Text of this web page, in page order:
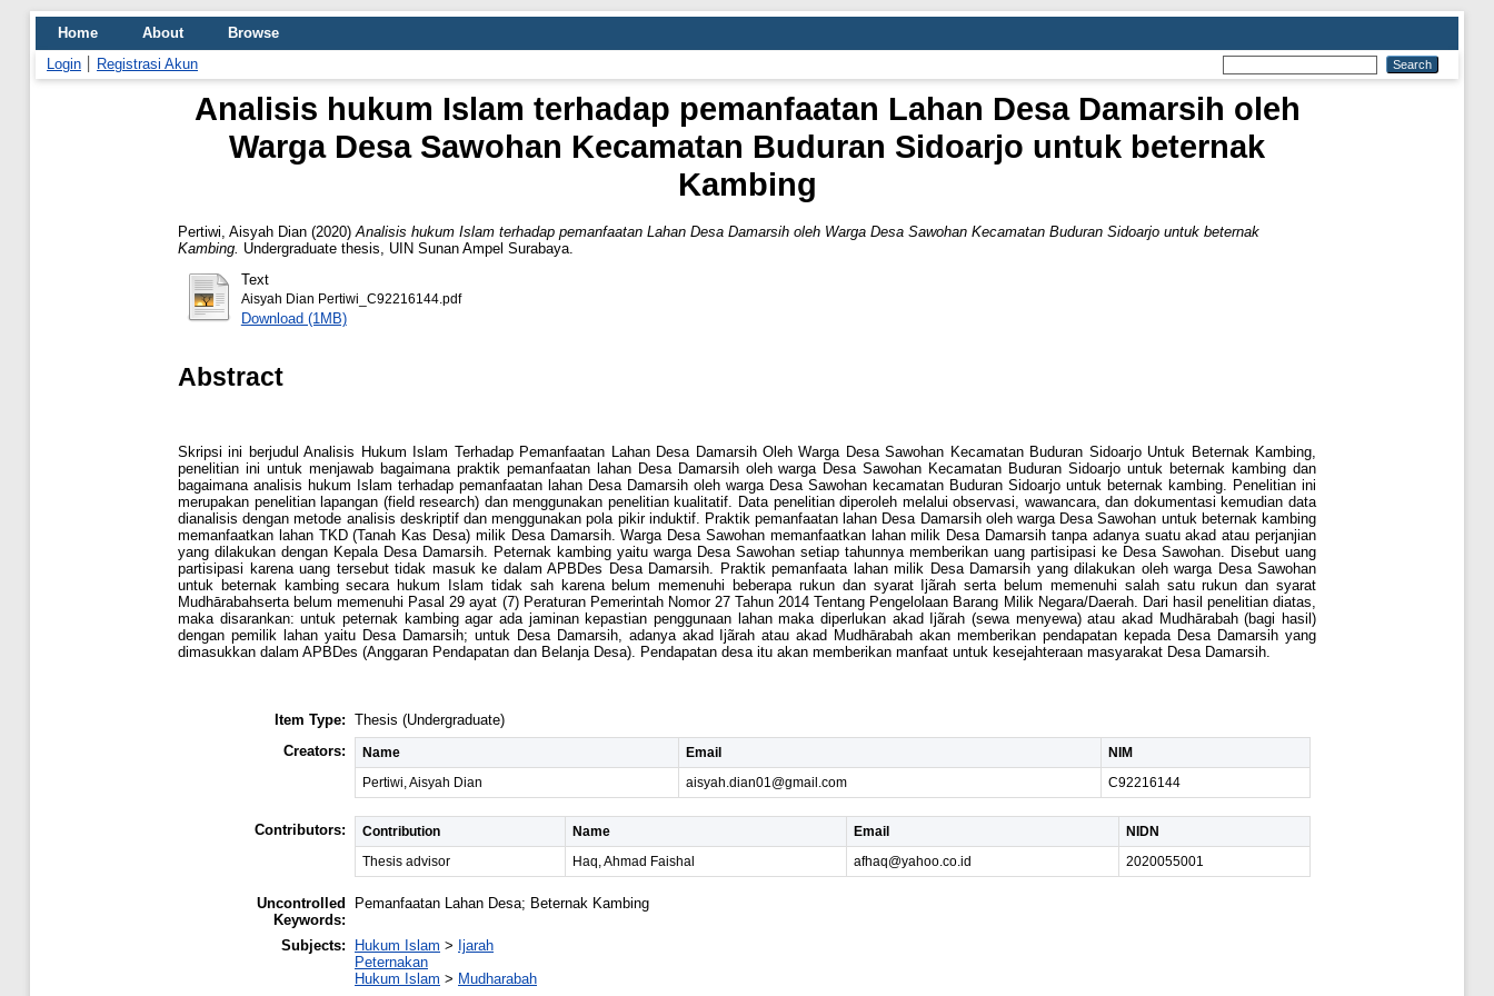
Home About
Browse
Login
Registrasi Akun
Analisis hukum Islam terhadap pemanfaatan Lahan Desa Damarsih oleh
Warga Desa Sawohan Kecamatan Buduran Sidoarjo untuk beternak
Kambing
Pertiwi, Aisyah Dian (2020) Analisis hukum Islam terhadap pemanfaatan Lahan Desa Damarsih oleh Warga Desa Sawohan Kecamatan Buduran Sidoarjo untuk beternak
Kambing. Undergraduate thesis, UIN Sunan Ampel Surabaya.
Text
Aisyah Dian Pertiwi_C92216144.pdf
Download (1MB)
Abstract
Skripsi ini berjudul Analisis Hukum Islam Terhadap Pemanfaatan Lahan Desa Damarsih Oleh Warga Desa Sawohan Kecamatan Buduran Sidoarjo Untuk Beternak Kambing,
penelitian ini untuk menjawab bagaimana praktik pemanfaatan lahan Desa Damarsih oleh warga Desa Sawohan Kecamatan Buduran Sidoarjo untuk beternak kambing dan
bagaimana analisis hukum Islam terhadap pemanfaatan lahan Desa Damarsih oleh warga Desa Sawohan kecamatan Buduran Sidoarjo untuk beternak kambing. Penelitian ini
merupakan penelitian lapangan (field research) dan menggunakan penelitian kualitatif. Data penelitian diperoleh melalui observasi, wawancara, dan dokumentasi kemudian data
dianalisis dengan metode analisis deskriptif dan menggunakan pola pikir induktif. Praktik pemanfaatan lahan Desa Damarsih oleh warga Desa Sawohan untuk beternak kambing
memanfaatkan lahan TKD (Tanah Kas Desa) milik Desa Damarsih. Warga Desa Sawohan memanfaatkan lahan milik Desa Damarsih tanpa adanya suatu akad atau perjanjian
yang dilakukan dengan Kepala Desa Damarsih. Peternak kambing yaitu warga Desa Sawohan setiap tahunnya memberikan uang partisipasi ke Desa Sawohan. Disebut uang
partisipasi karena uang tersebut tidak masuk ke dalam APBDes Desa Damarsih. Praktik pemanfaata lahan milik Desa Damarsih yang dilakukan oleh warga Desa Sawohan
untuk beternak kambing secara hukum Islam tidak sah karena belum memenuhi beberapa rukun dan syarat Ijãrah serta belum memenuhi salah satu rukun dan syarat
Mudhārabahserta belum memenuhi Pasal 29 ayat (7) Peraturan Pemerintah Nomor 27 Tahun 2014 Tentang Pengelolaan Barang Milik Negara/Daerah. Dari hasil penelitian diatas,
maka disarankan: untuk peternak kambing agar ada jaminan kepastian penggunaan lahan maka diperlukan akad Ijãrah (sewa menyewa) atau akad Mudhārabah (bagi hasil)
dengan pemilik lahan yaitu Desa Damarsih; untuk Desa Damarsih, adanya akad Ijãrah atau akad Mudhārabah akan memberikan pendapatan kepada Desa Damarsih yang
dimasukkan dalam APBDes (Anggaran Pendapatan dan Belanja Desa). Pendapatan desa itu akan memberikan manfaat untuk kesejahteraan masyarakat Desa Damarsih.
Item Type: Thesis (Undergraduate)
Creators:
Name Email
NIM
Pertiwi, Aisyah Dian
aisyah.dian01@gmail.com C92216144
Contributors: Contribution Name Email
NIDN
Thesis advisor
Haq, Ahmad Faishal afhaq@yahoo.co.id 2020055001
Uncontrolled
Keywords:
Pemanfaatan Lahan Desa; Beternak Kambing
Subjects: Hukum Islam > Ijarah
Peternakan
Hukum Islam > Mudharabah